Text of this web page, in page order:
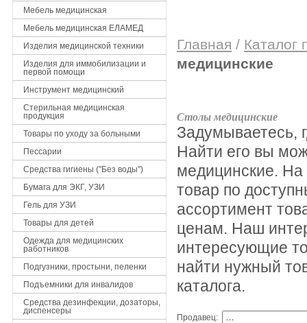
Мебель медицинская
Мебель медицинская ЕЛАМЕД
Изделия медицинской техники
Изделия для иммобилизации и
первой помощи
Инструмент медицинский
Стерильная медицинская
продукция
Товары по уходу за больными
Пессарии
Средства гигиены ("Без воды")
Бумага для ЭКГ, УЗИ
Гель для УЗИ
Товары для детей
Одежда для медицинских
работников
Подгузники, простыни, пеленки
Подъемники для инвалидов
Средства дезинфекции, дозаторы,
диспенсеры
Главная / Каталог
медицинские
Столы медицинские
Задумываетесь,
Найти его вы
медицинские. На
товар по
ассортимент
ценам. Наш
интересующие
найти нужный
каталога.
Продавец: